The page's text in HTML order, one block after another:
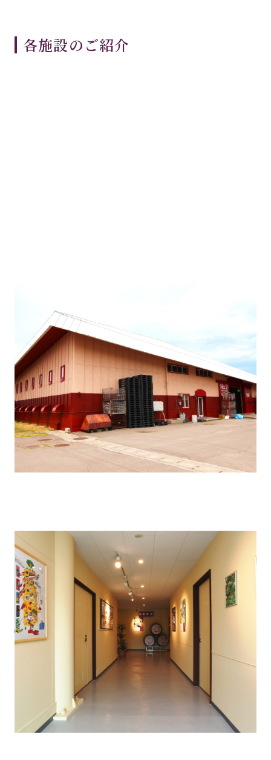
各施設のご紹介
【余市ワイナリー工場見学】
ワイン用品種やワインの製造工程などをわかりやすく
説明しております。